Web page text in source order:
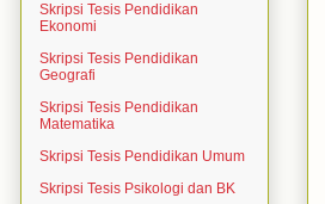
Skripsi Tesis Pendidikan
Ekonomi
Skripsi Tesis Pendidikan
Geografi
Skripsi Tesis Pendidikan
Matematika
Skripsi Tesis Pendidikan Umum
Skripsi Tesis Psikologi dan BK